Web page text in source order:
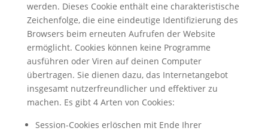
werden. Dieses Cookie enthält eine charakteristische
Zeichenfolge, die eine eindeutige Identifizierung des
Browsers beim erneuten Aufrufen der Website
ermöglicht. Cookies können keine Programme
ausführen oder Viren auf deinen Computer
übertragen. Sie dienen dazu, das Internetangebot
insgesamt nutzerfreundlicher und effektiver zu
machen. Es gibt 4 Arten von Cookies:
Session-Cookies erlöschen mit Ende Ihrer